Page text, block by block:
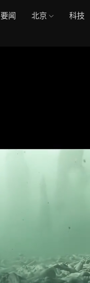
要闻 北京 科技